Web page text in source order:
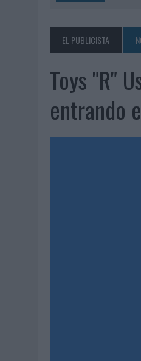
07/08/2026 | EL
07/08/2026 | VUELING
07/08/2026
CUANDO
06/08/2026
‘LA
EL USO
FRIGO Y
LA IA
FABRA
LUIS
‘EL
EL PUBLICISTA
Toys "R"
entrando